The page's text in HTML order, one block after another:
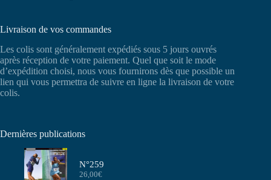
Livraison de vos commandes
Les colis sont généralement expédiés sous 5 jours ouvrés
après réception de votre paiement. Quel que soit le mode
d’expédition choisi, nous vous fournirons dès que possible un
lien qui vous permettra de suivre en ligne la livraison de votre
colis.
Dernières publications
N°259
26,00€